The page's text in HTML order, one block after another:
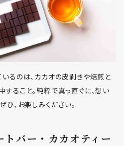
るのは、カカオの皮剥きや焙煎と
ること。純粋で真っ直ぐに、想い
ひ、お楽しみください。
トバー・カカオティー